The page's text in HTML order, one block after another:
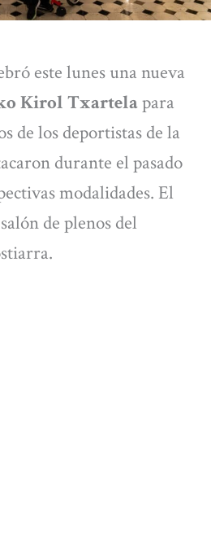
este lunes una nueva
Kirol Txartelapara
de los deportistas de la
durante el pasado
modalidades. El
de plenos del